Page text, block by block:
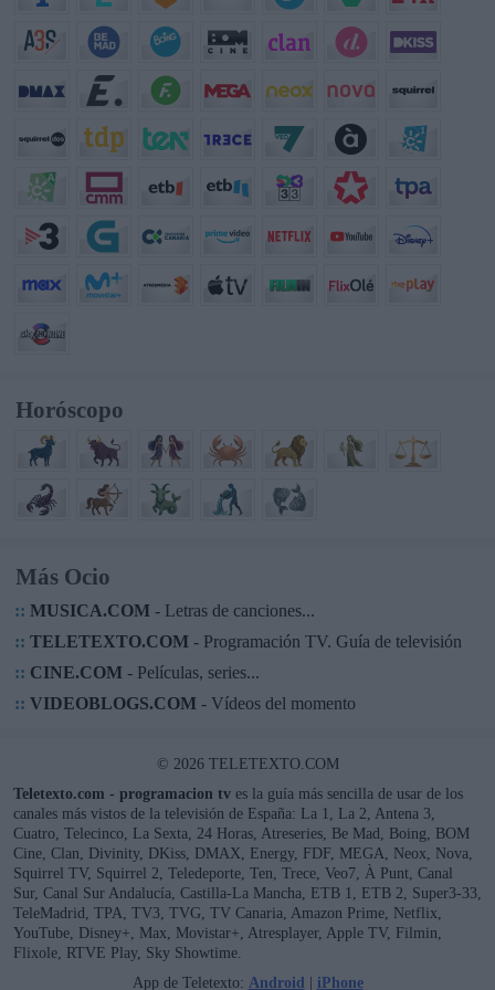
Horóscopo
Más Ocio
:: MUSICA.COM- Letras de canciones...
:: TELETEXTO.COM- Programación TV. Guía de televisión
:: CINE.COM- Películas, series...
:: VIDEOBLOGS.COM- Vídeos del momento
© 2026 TELETEXTO.COM
Teletexto.com - programacion tv es la guía más sencilla de usar de los
canales más vistos de la televisión de España: La 1, La 2, Antena 3,
Cuatro, Telecinco, La Sexta, 24 Horas, Atreseries, Be Mad, Boing, BOM
Cine, Clan, Divinity, DKiss, DMAX, Energy, FDF, MEGA, Neox, Nova,
Squirrel TV, Squirrel 2, Teledeporte, Ten, Trece, Veo7, À Punt, Canal
Sur, Canal Sur Andalucía, Castilla-La Mancha, ETB 1, ETB 2, Super3-33,
TeleMadrid, TPA, TV3, TVG, TV Canaria, Amazon Prime, Netflix,
YouTube, Disney+, Max, Movistar+, Atresplayer, Apple TV, Filmin,
Flixole, RTVE Play, Sky Showtime.
App de Teletexto: Android | iPhone